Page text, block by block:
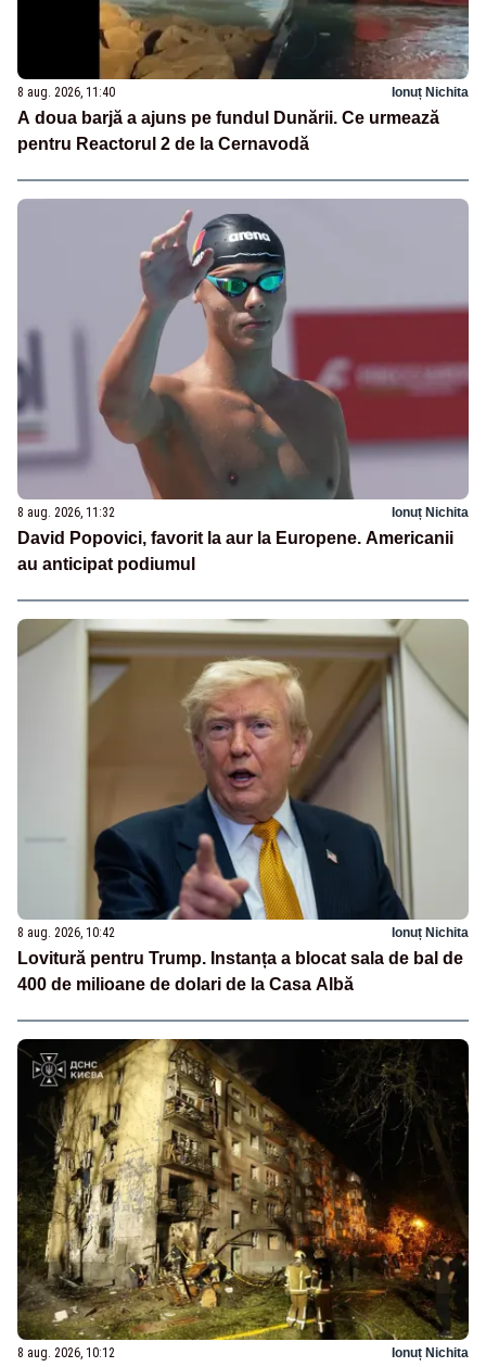
8 aug. 2026, 11:40 Ionuț Nichita
A doua barjă a ajuns pe fundul Dunării. Ce urmează
pentru Reactorul 2 de la Cernavodă
8 aug. 2026, 11:32 Ionuț Nichita
David Popovici, favorit la aur la Europene. Americanii
au anticipat podiumul
8 aug. 2026, 10:42 Ionuț Nichita
Lovitură pentru Trump. Instanța a blocat sala de bal de
400 de milioane de dolari de la Casa Albă
8 aug. 2026, 10:12 Ionuț Nichita